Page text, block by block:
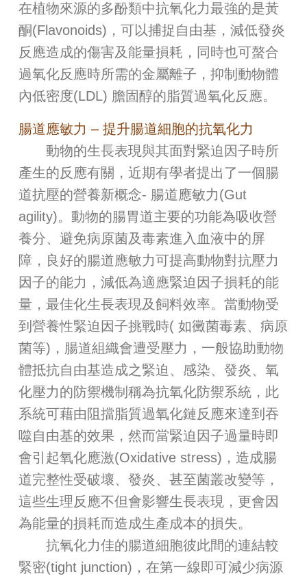
在植物來源的多酚類中抗氧化力最強的是黃
酮(Flavonoids)，可以捕捉自由基，減低發炎
反應造成的傷害及能量損耗，同時也可螯合
過氧化反應時所需的金屬離子，抑制動物體
內低密度(LDL) 膽固醇的脂質過氧化反應。
腸道應敏力 – 提升腸道細胞的抗氧化力
動物的生長表現與其面對緊迫因子時所
產生的反應有關，近期有學者提出了一個腸
道抗壓的營養新概念- 腸道應敏力(Gut
agility)。動物的腸胃道主要的功能為吸收營
養分、避免病原菌及毒素進入血液中的屏
障，良好的腸道應敏力可提高動物對抗壓力
因子的能力，減低為適應緊迫因子損耗的能
量，最佳化生長表現及飼料效率。當動物受
到營養性緊迫因子挑戰時( 如黴菌毒素、病原
菌等)，腸道組織會遭受壓力，一般協助動物
體抵抗自由基造成之緊迫、感染、發炎、氧
化壓力的防禦機制稱為抗氧化防禦系統，此
系統可藉由阻擋脂質過氧化鏈反應來達到吞
噬自由基的效果，然而當緊迫因子過量時即
會引起氧化應激(Oxidative stress)，造成腸
道完整性受破壞、發炎、甚至菌叢改變等，
這些生理反應不但會影響生長表現，更會因
為能量的損耗而造成生產成本的損失。
抗氧化力佳的腸道細胞彼此間的連結較
緊密(tight junction)，在第一線即可減少病源